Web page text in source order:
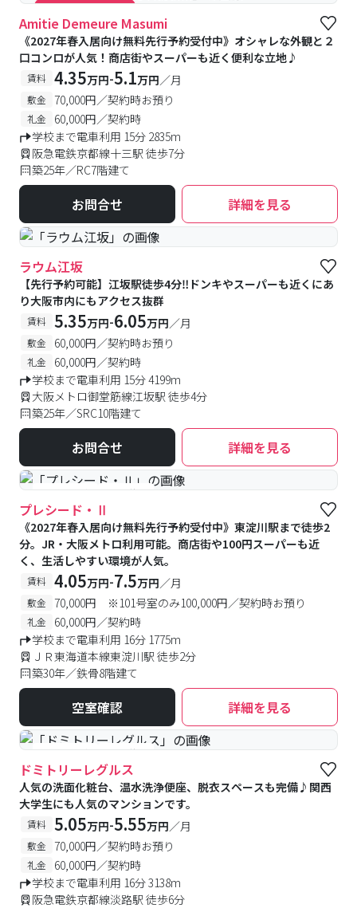
#キャンペーン実施中
Amitie Demeure Masumi
《2027年春入居向け無料先行予約受付中》オシャレな外観と２
口コンロが人気！商店街やスーパーも近く便利な立地♪
賃料 4.35万円-5.1万円／月
敷金 70,000円／契約時お預り
礼金
60,000円／契約時
学校まで電車利用 15分 2835m
阪急電鉄京都線十三駅 徒歩7分
築25年／RC7階建て
お問合せ 詳細を見る
ラウム江坂
【先行予約可能】江坂駅徒歩4分‼ドンキやスーパーも近くにあ
り大阪市内にもアクセス抜群
賃料 5.35万円-6.05万円／月
敷金 60,000円／契約時お預り
礼金
60,000円／契約時
学校まで電車利用 15分 4199m
大阪メトロ御堂筋線江坂駅 徒歩4分
築25年／SRC10階建て
お問合せ 詳細を見る
#予約受付中 #空室待ち
プレシード・Ⅱ
《2027年春入居向け無料先行予約受付中》東淀川駅まで徒歩2
分。JR・大阪メトロ利用可能。商店街や100円スーパーも近
く、生活しやすい環境が人気。
賃料 4.05万円-7.5万円／月
敷金 70,000円 ※101号室のみ100,000円／契約時お預り
礼金
60,000円／契約時
学校まで電車利用 16分 1775m
ＪＲ東海道本線東淀川駅 徒歩2分
築30年／鉄骨8階建て
空室確認 詳細を見る
#予約受付中 #空室待ち
ドミトリーレグルス
人気の洗面化粧台、温水洗浄便座、脱衣スペースも完備♪関西
大学生にも人気のマンションです。
賃料 5.05万円-5.55万円／月
敷金 70,000円／契約時お預り
礼金
60,000円／契約時
学校まで電車利用 16分 3138m
阪急電鉄京都線淡路駅 徒歩6分